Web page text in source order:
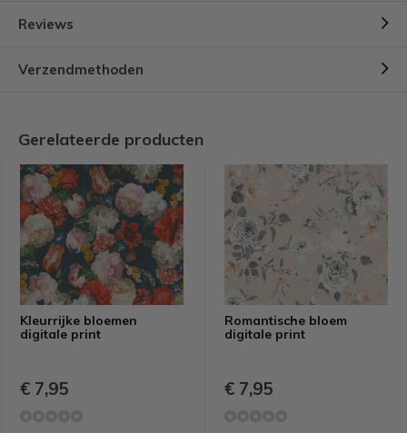
Reviews
Verzendmethoden
Gerelateerde producten
Kleurrijke bloemen
digitale print
€ 7,95
Romantische bloem
digitale print
€ 7,95